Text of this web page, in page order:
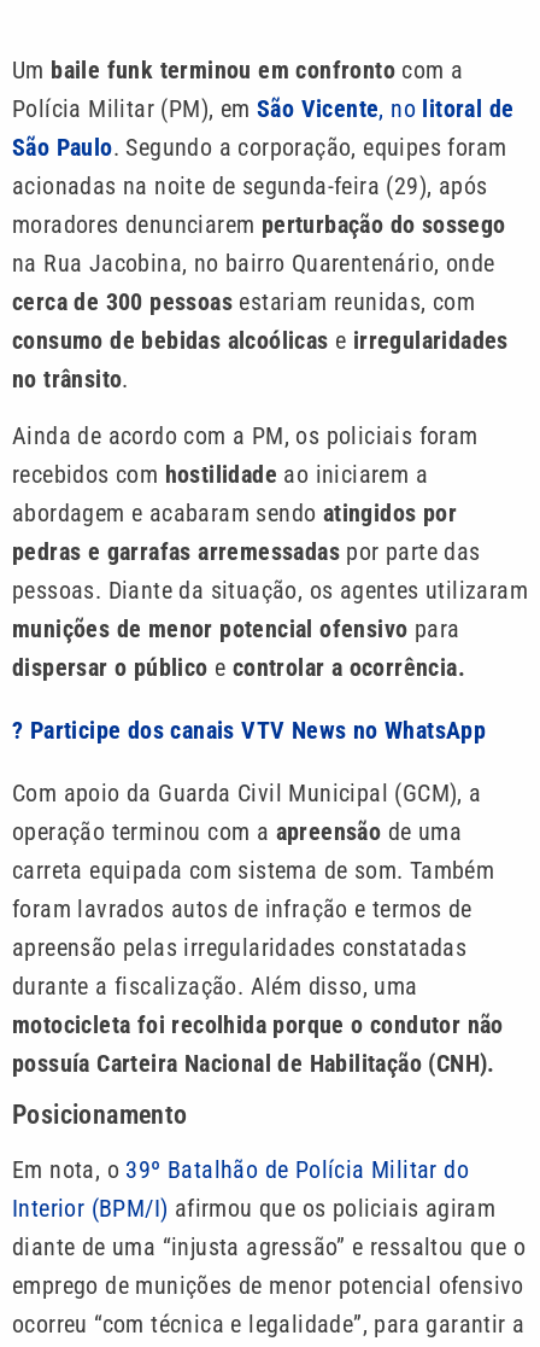
Um baile funk terminou em confronto com a
Polícia Militar (PM), em São Vicente, no litoral de
São Paulo. Segundo a corporação, equipes foram
acionadas na noite de segunda-feira (29), após
moradores denunciarem perturbação do sossego
na Rua Jacobina, no bairro Quarentenário, onde
cerca de 300 pessoas estariam reunidas, com
consumo de bebidas alcoólicas e irregularidades
no trânsito.
Ainda de acordo com a PM, os policiais foram
recebidos com hostilidade ao iniciarem a
abordagem e acabaram sendo atingidos por
pedras e garrafas arremessadas por parte das
pessoas. Diante da situação, os agentes utilizaram
munições de menor potencial ofensivo para
dispersar o público e controlar a ocorrência.
? Participe dos canais VTV News no WhatsApp
Com apoio da Guarda Civil Municipal (GCM), a
operação terminou com a apreensão de uma
carreta equipada com sistema de som. Também
foram lavrados autos de infração e termos de
apreensão pelas irregularidades constatadas
durante a fiscalização. Além disso, uma
motocicleta foi recolhida porque o condutor não
possuía Carteira Nacional de Habilitação (CNH).
Posicionamento
Em nota, o 39º Batalhão de Polícia Militar do
Interior (BPM/I) afirmou que os policiais agiram
diante de uma “injusta agressão” e ressaltou que o
emprego de munições de menor potencial ofensivo
ocorreu “com técnica e legalidade”, para garantir a